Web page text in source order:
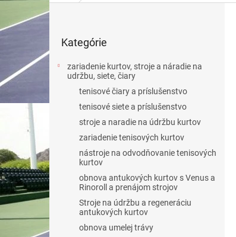
B
n
n
kategórie
Kategórie
zariadenie kurtov, stroje a náradie na
udržbu, siete, čiary
tenisové čiary a príslušenstvo
tenisové siete a príslušenstvo
stroje a naradie na údržbu kurtov
zariadenie tenisových kurtov
nástroje na odvodňovanie tenisových
kurtov
obnova antukových kurtov s Venus a
Rinoroll a prenájom strojov
Stroje na údržbu a regeneráciu
antukových kurtov
obnova umelej trávy